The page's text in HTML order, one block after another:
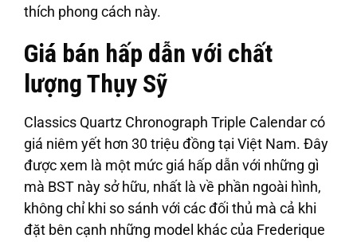
thích phong cách này.
Giá bán hấp dẫn với chất
lượng Thụy Sỹ
Classics Quartz Chronograph Triple Calendar có
giá niêm yết hơn 30 triệu đồng tại Việt Nam. Đây
được xem là một mức giá hấp dẫn với những gì
mà BST này sở hữu, nhất là về phần ngoài hình,
không chỉ khi so sánh với các đối thủ mà cả khi
đặt bên cạnh những model khác của Frederique